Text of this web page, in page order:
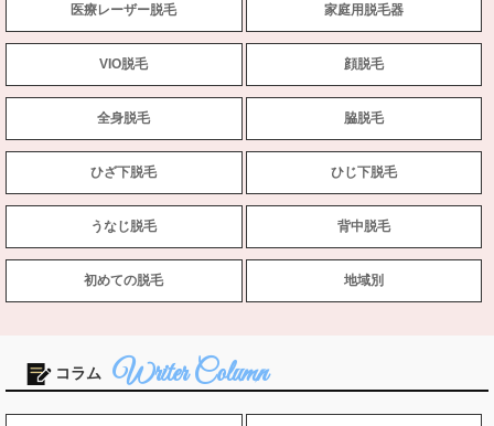
医療レーザー脱毛 家庭用脱毛器
VIO脱毛 顔脱毛
全身脱毛 脇脱毛
ひざ下脱毛 ひじ下脱毛
うなじ脱毛 背中脱毛
初めての脱毛 地域別
コラム